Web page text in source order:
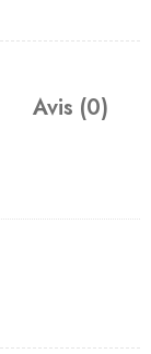
Avis (0)